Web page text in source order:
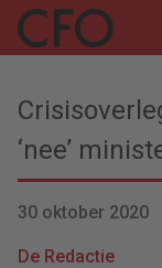
‘nee’
30 oktober 2020
De Redactie